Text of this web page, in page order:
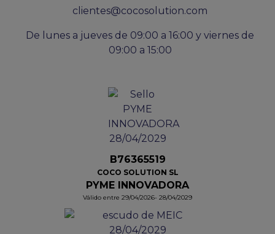
clientes@cocosolution.com
De lunes a jueves de 09:00 a 16:00 y viernes de
09:00 a 15:00
B76365519
COCO SOLUTION SL
PYME INNOVADORA
Válido entre 29/04/2026- 28/04/2029